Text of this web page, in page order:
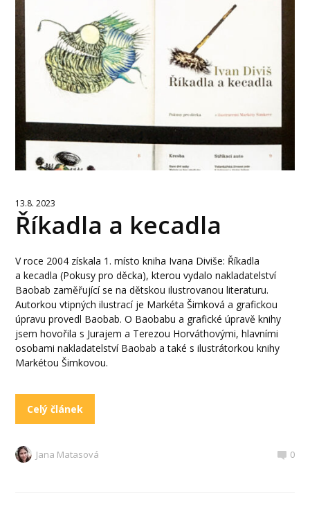
13.8. 2023
Říkadla a kecadla
V roce 2004 získala 1. místo kniha Ivana Diviše: Říkadla
a kecadla (Pokusy pro děcka), kterou vydalo nakladatelství
Baobab zaměřující se na dětskou ilustrovanou literaturu.
Autorkou vtipných ilustrací je Markéta Šimková a grafickou
úpravu provedl Baobab. O Baobabu a grafické úpravě knihy
jsem hovořila s Jurajem a Terezou Horváthovými, hlavními
osobami nakladatelství Baobab a také s ilustrátorkou knihy
Markétou Šimkovou.
Celý článek
Jana Matasová 0